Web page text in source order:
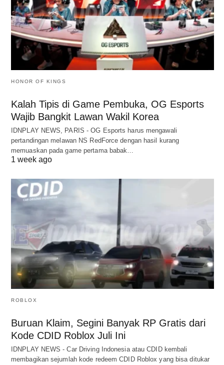
HONOR OF KINGS
Kalah Tipis di Game Pembuka, OG Esports
Wajib Bangkit Lawan Wakil Korea
IDNPLAY NEWS, PARIS - OG Esports harus mengawali
pertandingan melawan NS RedForce dengan hasil kurang
memuaskan pada game pertama babak…
1 week ago
ROBLOX
Buruan Klaim, Segini Banyak RP Gratis dari
Kode CDID Roblox Juli Ini
IDNPLAY NEWS - Car Driving Indonesia atau CDID kembali
membagikan sejumlah kode redeem CDID Roblox yang bisa ditukar